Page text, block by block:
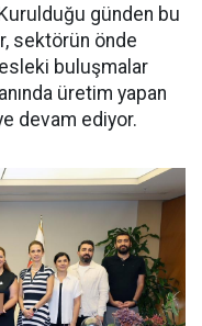
günden bu
sektörün önde
buluşmalar
üretim yapan
devam ediyor.